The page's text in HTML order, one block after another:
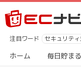
注目ワード セキュリテ
ホーム 毎日貯まる